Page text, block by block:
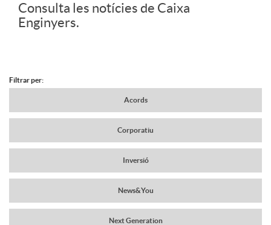
d
e
r
c
Consulta les notícies de Caixa
Enginyers.
N
a
v
Filtrar per:
Acords
Corporatiu
Inversió
News&You
Next Generation